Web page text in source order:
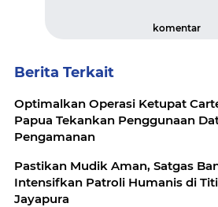
komentar
Berita Terkait
Optimalkan Operasi Ketupat
Papua Tekankan Penggunaan
Pengamanan
Pastikan Mudik Aman, Satgas
Intensifkan Patroli Humanis di
Jayapura